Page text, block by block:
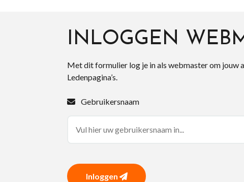
INLOGGEN
Met dit formulier log je in als webmaster om jouw
Ledenpagina’s.
Gebruikersnaam
Inloggen